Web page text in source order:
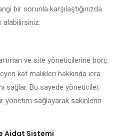
bir sorunla karşılaştığınızda
alabilirsiniz.
ve site yöneticilerine borç
kat malikleri hakkında icra
sağlar. Bu sayede yöneticiler,
yönetim sağlayarak sakinlerin
Aidat Sistemi